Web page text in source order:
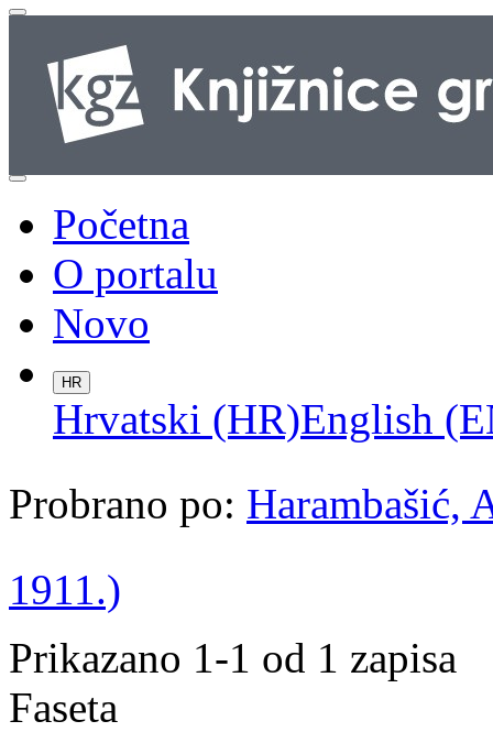
Početna
O portalu
Novo
HR
Hrvatski (HR)English
Probrano po: Harambašić,
1911.)
Prikazano 1-1 od 1 zapisa
Faseta